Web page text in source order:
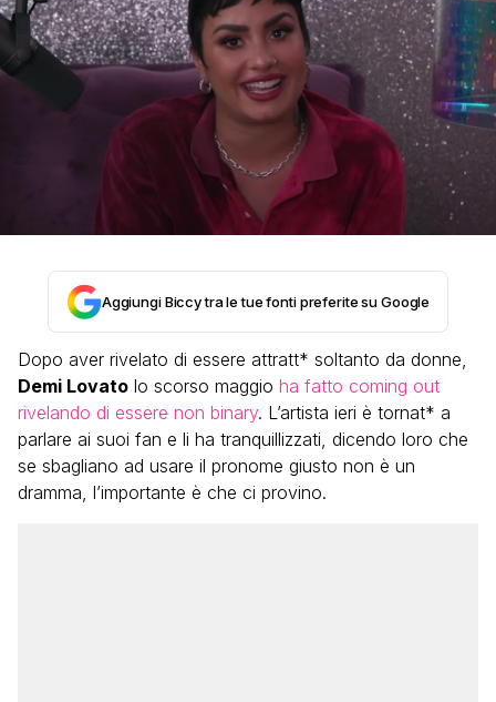
Aggiungi Biccy tra le tue fonti preferite su Google
Dopo aver rivelato di essere attratt* soltanto da donne,
Demi Lovato lo scorso maggio ha fatto coming out
rivelando di essere non binary. L’artista ieri è tornat* a
parlare ai suoi fan e li ha tranquillizzati, dicendo loro che
se sbagliano ad usare il pronome giusto non è un
dramma, l’importante è che ci provino.